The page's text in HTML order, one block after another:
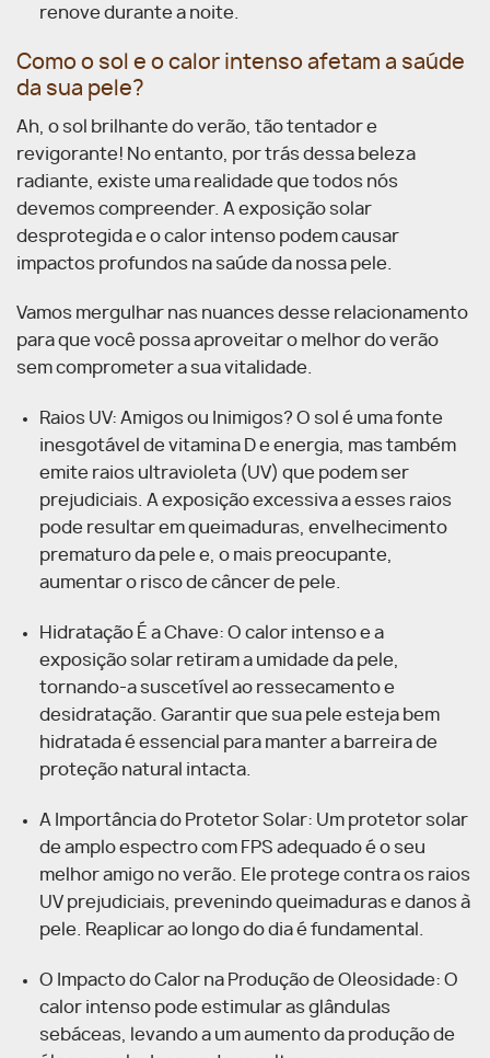
renove durante a noite.
Como o sol e o calor intenso afetam a saúde
da sua pele?
Ah, o sol brilhante do verão, tão tentador e
revigorante! No entanto, por trás dessa beleza
radiante, existe uma realidade que todos nós
devemos compreender. A exposição solar
desprotegida e o calor intenso podem causar
impactos profundos na saúde da nossa pele.
Vamos mergulhar nas nuances desse relacionamento
para que você possa aproveitar o melhor do verão
sem comprometer a sua vitalidade.
Raios UV: Amigos ou Inimigos? O sol é uma fonte
inesgotável de vitamina D e energia, mas também
emite raios ultravioleta (UV) que podem ser
prejudiciais. A exposição excessiva a esses raios
pode resultar em queimaduras, envelhecimento
prematuro da pele e, o mais preocupante,
aumentar o risco de câncer de pele.
Hidratação É a Chave: O calor intenso e a
exposição solar retiram a umidade da pele,
tornando-a suscetível ao ressecamento e
desidratação. Garantir que sua pele esteja bem
hidratada é essencial para manter a barreira de
proteção natural intacta.
A Importância do Protetor Solar: Um protetor solar
de amplo espectro com FPS adequado é o seu
melhor amigo no verão. Ele protege contra os raios
UV prejudiciais, prevenindo queimaduras e danos à
pele. Reaplicar ao longo do dia é fundamental.
O Impacto do Calor na Produção de Oleosidade: O
calor intenso pode estimular as glândulas
sebáceas, levando a um aumento da produção de